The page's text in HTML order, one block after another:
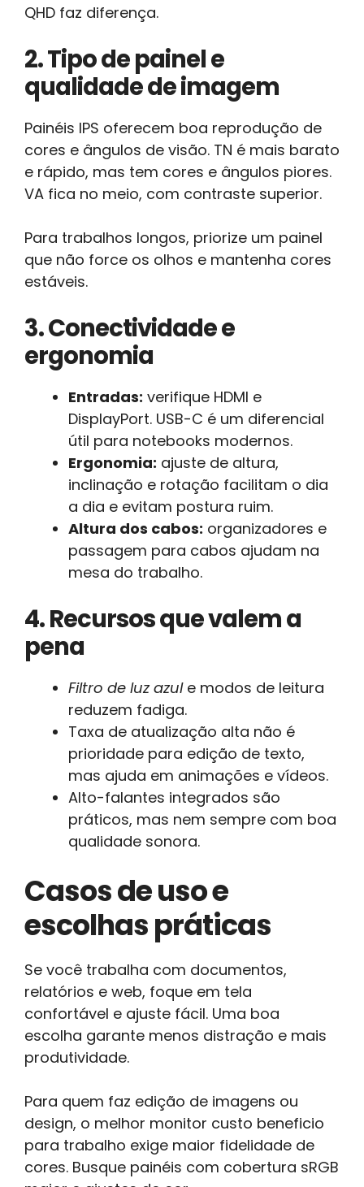
QHD faz diferença.
2. Tipo de painel e
qualidade de imagem
Painéis IPS oferecem boa reprodução de
cores e ângulos de visão. TN é mais barato
e rápido, mas tem cores e ângulos piores.
VA fica no meio, com contraste superior.
Para trabalhos longos, priorize um painel
que não force os olhos e mantenha cores
estáveis.
3. Conectividade e
ergonomia
Entradas: verifique HDMI e
DisplayPort. USB-C é um diferencial
útil para notebooks modernos.
Ergonomia: ajuste de altura,
inclinação e rotação facilitam o dia
a dia e evitam postura ruim.
Altura dos cabos: organizadores e
passagem para cabos ajudam na
mesa do trabalho.
4. Recursos que valem a
pena
Filtro de luz azule modos de leitura
reduzem fadiga.
Taxa de atualização alta não é
prioridade para edição de texto,
mas ajuda em animações e vídeos.
Alto-falantes integrados são
práticos, mas nem sempre com boa
qualidade sonora.
Casos de uso e
escolhas práticas
Se você trabalha com documentos,
relatórios e web, foque em tela
confortável e ajuste fácil. Uma boa
escolha garante menos distração e mais
produtividade.
Para quem faz edição de imagens ou
design, o melhor monitor custo beneficio
para trabalho exige maior fidelidade de
cores. Busque painéis com cobertura sRGB